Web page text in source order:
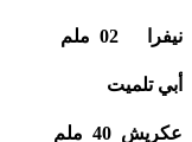
نيفرا 02 ملم
أبي تلميت
عكريش 40 ملم